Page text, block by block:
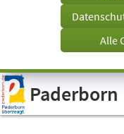
Visuelle
Assistenzsoftware
öffnen.
Alle
Paderborn